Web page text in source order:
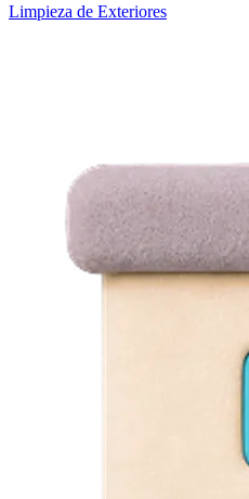
Limpieza de Exteriores